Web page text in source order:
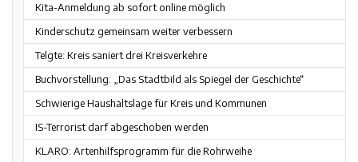
Kita-Anmeldung ab sofort online möglich
Kinderschutz gemeinsam weiter verbessern
Telgte: Kreis saniert drei Kreisverkehre
Buchvorstellung: „Das Stadtbild als Spiegel der Geschichte“
Schwierige Haushaltslage für Kreis und Kommunen
IS-Terrorist darf abgeschoben werden
KLARO: Artenhilfsprogramm für die Rohrweihe